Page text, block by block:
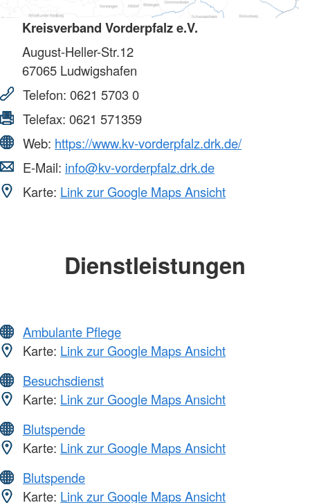
Kreisverband Vorderpfalz e.V.
August-Heller-Str.12
67065 Ludwigshafen
Telefon: 0621 5703 0
Telefax: 0621 571359
Web: https://www.kv-vorderpfalz.drk.de/
E-Mail: info@kv-vorderpfalz.drk.de
Karte: Link zur Google Maps Ansicht
Dienstleistungen
Ambulante Pflege
Karte: Link zur Google Maps Ansicht
Besuchsdienst
Karte: Link zur Google Maps Ansicht
Blutspende
Karte: Link zur Google Maps Ansicht
Blutspende
Karte: Link zur Google Maps Ansicht